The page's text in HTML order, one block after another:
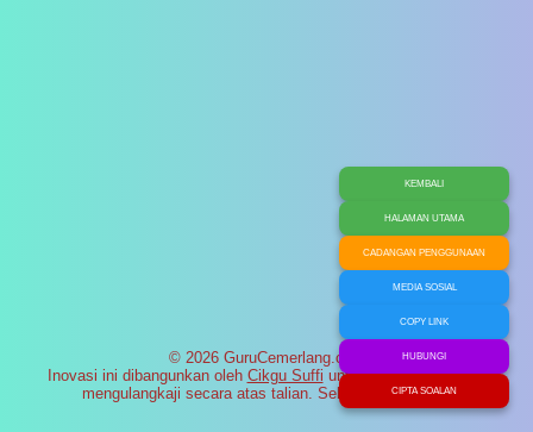
© 2026 GuruCemerlang.com
Inovasi ini dibangunkan oleh Cikgu Suffi untuk membantu murid
mengulangkaji secara atas talian. Selamat maju jaya!
KEMBALI
HALAMAN UTAMA
CADANGAN PENGGUNAAN
MEDIA SOSIAL
COPY LINK
HUBUNGI
CIPTA SOALAN